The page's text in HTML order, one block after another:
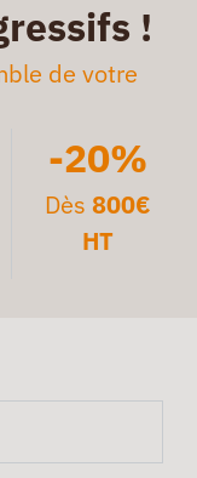
!
de votre
-20%
Dès 800€
HT